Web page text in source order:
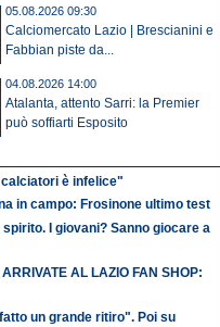
05.08.2026 09:30
Calciomercato Lazio | Brescianini e
Fabbian piste da...
04.08.2026 14:00
Atalanta, attento Sarri: la Premier
può soffiarti Esposito
è infelice"
in campo: Frosinone ultimo test
I giovani? Sanno giocare a
AL LAZIO FAN SHOP:
un grande ritiro". Poi su